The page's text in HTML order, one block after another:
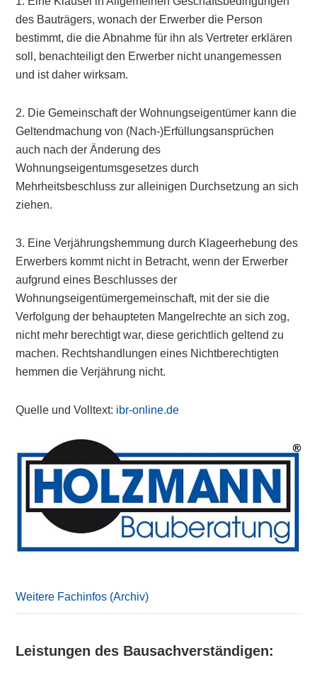
des Bauträgers, wonach der Erwerber die Person
bestimmt, die die Abnahme für ihn als Vertreter erklären
soll, benachteiligt den Erwerber nicht unangemessen
und ist daher wirksam.
2. Die Gemeinschaft der Wohnungseigentümer kann die
Geltendmachung von (Nach-)Erfüllungsansprüchen
auch nach der Änderung des
Wohnungseigentumsgesetzes durch
Mehrheitsbeschluss zur alleinigen Durchsetzung an sich
ziehen.
3. Eine Verjährungshemmung durch Klageerhebung des
Erwerbers kommt nicht in Betracht, wenn der Erwerber
aufgrund eines Beschlusses der
Wohnungseigentümergemeinschaft, mit der sie die
Verfolgung der behaupteten Mangelrechte an sich zog,
nicht mehr berechtigt war, diese gerichtlich geltend zu
machen. Rechtshandlungen eines Nichtberechtigten
hemmen die Verjährung nicht.
Quelle und Volltext: ibr-online.de
Primary
Sidebar
Weitere Fachinfos (Archiv)
Leistungen des Bausachverständigen: